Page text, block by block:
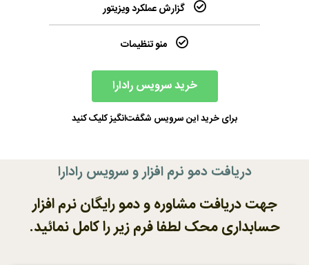
گزارش عملکرد ویزیتور
منو تنظیمات
خرید سرویس رادارا
برای خرید این سرویس شگفت‌انگیز کلیک کنید
دریافت دمو نرم افزار و سرویس رادارا
جهت دریافت مشاوره و دمو رایگان نرم افزار
حسابداری محک لطفا فرم زیر را کامل نمائید.